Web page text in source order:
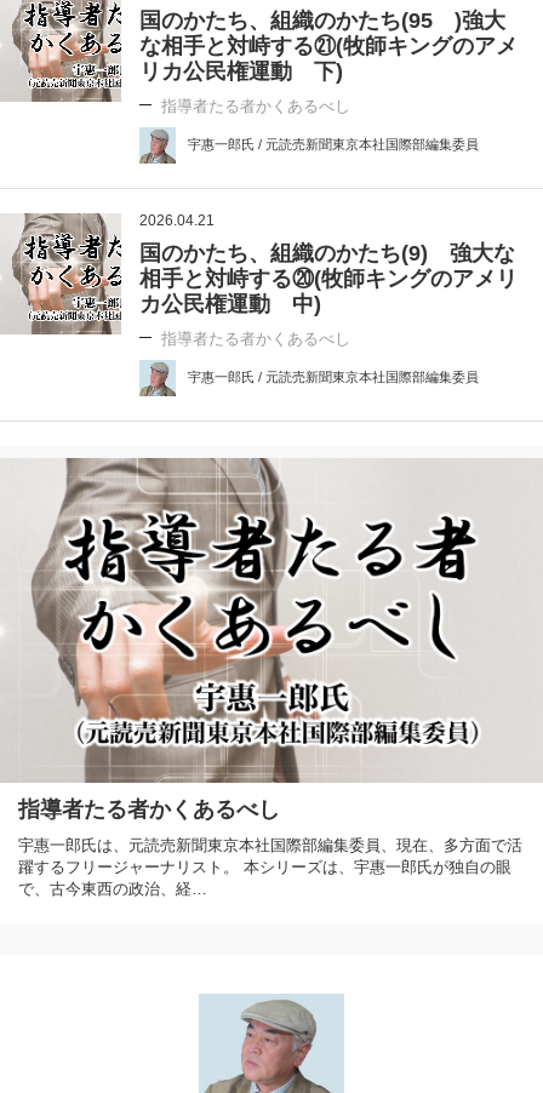
国のかたち、組織のかたち(95 )強大
な相手と対峙する㉑(牧師キングのアメ
リカ公民権運動 下)
指導者たる者かくあるべし
宇惠一郎氏 / 元読売新聞東京本社国際部編集委員
2026.04.21
国のかたち、組織のかたち(9) 強大な
相手と対峙する⑳(牧師キングのアメリ
カ公民権運動 中)
指導者たる者かくあるべし
宇惠一郎氏 / 元読売新聞東京本社国際部編集委員
指導者たる者かくあるべし
宇惠一郎氏は、元読売新聞東京本社国際部編集委員、現在、多方面で活
躍するフリージャーナリスト。 本シリーズは、宇惠一郎氏が独自の眼
で、古今東西の政治、経…